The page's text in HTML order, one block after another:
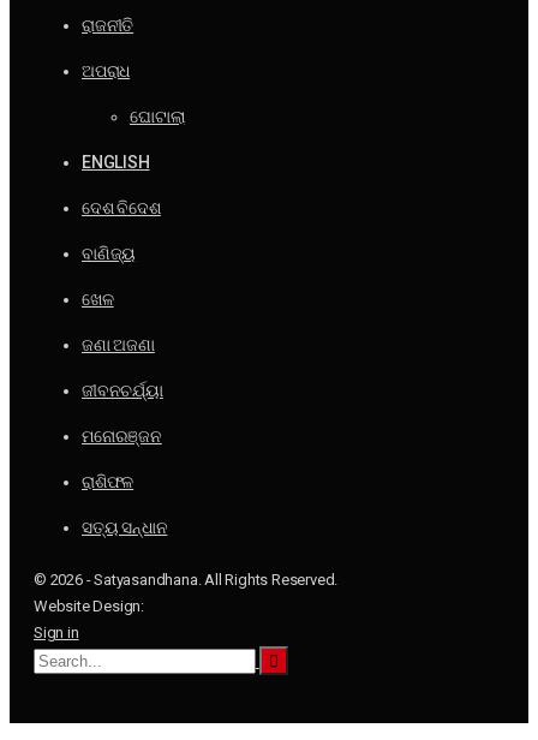
ରାଜନୀତି
ଅପରାଧ
ଘୋଟାଲା
ENGLISH
ଦେଶ ବିଦେଶ
ବାଣିଜ୍ୟ
ଖେଳ
ଜଣା ଅଜଣା
ଜୀବନଚର୍ଯ୍ୟା
ମନୋରଞ୍ଜନ
ରାଶିଫଳ
ସତ୍ୟ ସନ୍ଧାନ
© 2026 - Satyasandhana. All Rights Reserved.
Website Design:
Sign in